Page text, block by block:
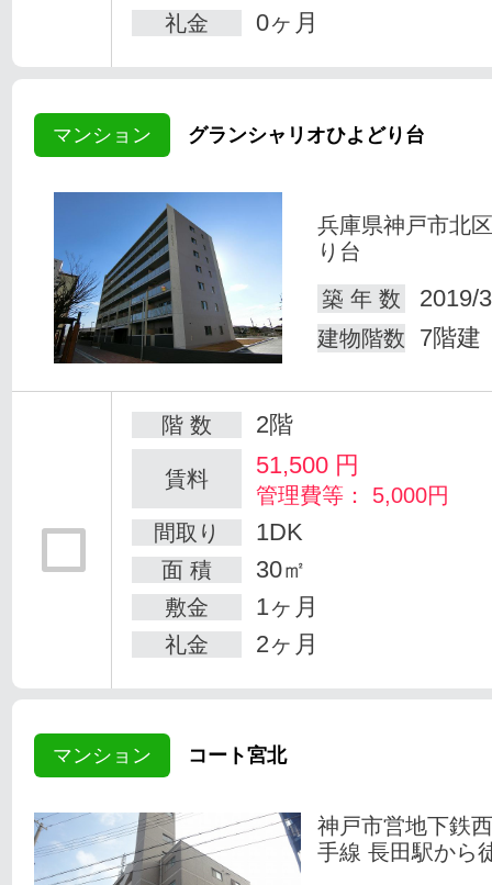
礼金 0ヶ月
マンション グランシャリオひよどり台
兵庫県神戸市北
り台
築 年 数
2019/
建物階数 7階建
階 数 2階
賃料 51,500 円
管理費等： 5,000円
間取り
1DK
面 積 30㎡
敷金 1ヶ月
礼金 2ヶ月
マンション コート宮北
神戸市営地下鉄
手線 長田駅から